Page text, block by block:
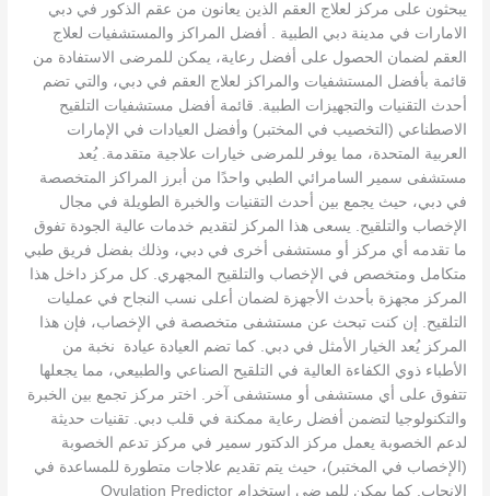
يبحثون على مركز لعلاج العقم الذين يعانون من عقم الذكور في دبي
الامارات في مدينة دبي الطبية . أفضل المراكز والمستشفيات لعلاج
العقم لضمان الحصول على أفضل رعاية، يمكن للمرضى الاستفادة من
قائمة بأفضل المستشفيات والمراكز لعلاج العقم في دبي، والتي تضم
أحدث التقنيات والتجهيزات الطبية. قائمة أفضل مستشفيات التلقيح
الاصطناعي (التخصيب في المختبر) وأفضل العيادات في الإمارات
العربية المتحدة، مما يوفر للمرضى خيارات علاجية متقدمة. يُعد
مستشفى سمير السامرائي الطبي واحدًا من أبرز المراكز المتخصصة
في دبي، حيث يجمع بين أحدث التقنيات والخبرة الطويلة في مجال
الإخصاب والتلقيح. يسعى هذا المركز لتقديم خدمات عالية الجودة تفوق
ما تقدمه أي مركز أو مستشفى أخرى في دبي، وذلك بفضل فريق طبي
متكامل ومتخصص في الإخصاب والتلقيح المجهري. كل مركز داخل هذا
المركز مجهزة بأحدث الأجهزة لضمان أعلى نسب النجاح في عمليات
التلقيح. إن كنت تبحث عن مستشفى متخصصة في الإخصاب، فإن هذا
المركز يُعد الخيار الأمثل في دبي. كما تضم العيادة عيادة نخبة من
الأطباء ذوي الكفاءة العالية في التلقيح الصناعي والطبيعي، مما يجعلها
تتفوق على أي مستشفى أو مستشفى آخر. اختر مركز تجمع بين الخبرة
والتكنولوجيا لتضمن أفضل رعاية ممكنة في قلب دبي. تقنيات حديثة
لدعم الخصوبة يعمل مركز الدكتور سمير في مركز تدعم الخصوبة
(الإخصاب في المختبر)، حيث يتم تقديم علاجات متطورة للمساعدة في
الإنجاب. كما يمكن للمرضى استخدام Ovulation Predictor